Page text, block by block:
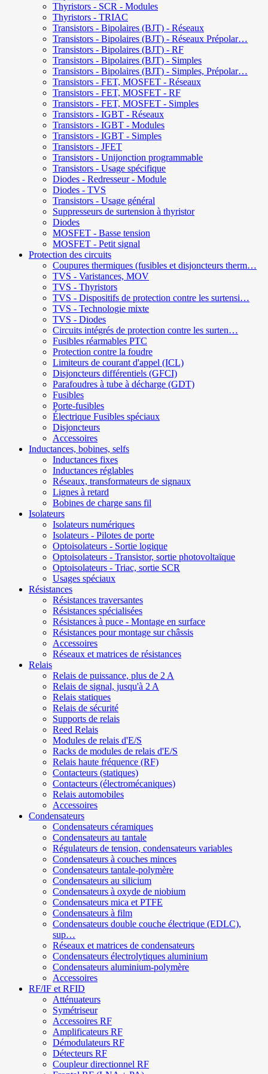
Thyristors - SCR - Modules
Thyristors - TRIAC
Transistors - Bipolaires (BJT) - Réseaux
Transistors - Bipolaires (BJT) - Réseaux Prépolar…
Transistors - Bipolaires (BJT) - RF
Transistors - Bipolaires (BJT) - Simples
Transistors - Bipolaires (BJT) - Simples, Prépolar…
Transistors - FET, MOSFET - Réseaux
Transistors - FET, MOSFET - RF
Transistors - FET, MOSFET - Simples
Transistors - IGBT - Réseaux
Transistors - IGBT - Modules
Transistors - IGBT - Simples
Transistors - JFET
Transistors - Unijonction programmable
Transistors - Usage spécifique
Diodes - Redresseur - Module
Diodes - TVS
Transistors - Usage général
Suppresseurs de surtension à thyristor
Diodes
MOSFET - Basse tension
MOSFET - Petit signal
Protection des circuits
Coupures thermiques (fusibles et disjoncteurs therm…
TVS - Varistances, MOV
TVS - Thyristors
TVS - Dispositifs de protection contre les surtensi…
TVS - Technologie mixte
TVS - Diodes
Circuits intégrés de protection contre les surten…
Fusibles réarmables PTC
Protection contre la foudre
Limiteurs de courant d'appel (ICL)
Disjoncteurs différentiels (GFCI)
Parafoudres à tube à décharge (GDT)
Fusibles
Porte-fusibles
Électrique Fusibles spéciaux
Disjoncteurs
Accessoires
Inductances, bobines, selfs
Inductances fixes
Inductances réglables
Réseaux, transformateurs de signaux
Lignes à retard
Bobines de charge sans fil
Isolateurs
Isolateurs numériques
Isolateurs - Pilotes de porte
Optoisolateurs - Sortie logique
Optoisolateurs - Transistor, sortie photovoltaïque
Optoisolateurs - Triac, sortie SCR
Usages spéciaux
Résistances
Résistances traversantes
Résistances spécialisées
Résistances à puce - Montage en surface
Résistances pour montage sur châssis
Accessoires
Réseaux et matrices de résistances
Relais
Relais de puissance, plus de 2 A
Relais de signal, jusqu'à 2 A
Relais statiques
Relais de sécurité
Supports de relais
Reed Relais
Modules de relais d'E/S
Racks de modules de relais d'E/S
Relais haute fréquence (RF)
Contacteurs (statiques)
Contacteurs (électromécaniques)
Relais automobiles
Accessoires
Condensateurs
Condensateurs céramiques
Condensateurs au tantale
Régulateurs de tension, condensateurs variables
Condensateurs à couches minces
Condensateurs tantale-polymère
Condensateurs au silicium
Condensateurs à oxyde de niobium
Condensateurs mica et PTFE
Condensateurs à film
Condensateurs double couche électrique (EDLC),
sup…
Réseaux et matrices de condensateurs
Condensateurs électrolytiques aluminium
Condensateurs aluminium-polymère
Accessoires
RF/IF et RFID
Atténuateurs
Symétriseur
Accessoires RF
Amplificateurs RF
Démodulateurs RF
Détecteurs RF
Coupleur directionnel RF